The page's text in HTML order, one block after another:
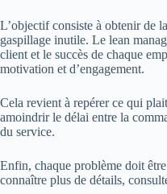
L’objectif consiste à obtenir de
gaspillage inutile. Le lean
client et le succès de chaque
motivation et d’engagement.
Cela revient à repérer ce qui
amoindrir le délai entre la
du service.
Enfin, chaque problème doit
connaître plus de détails,